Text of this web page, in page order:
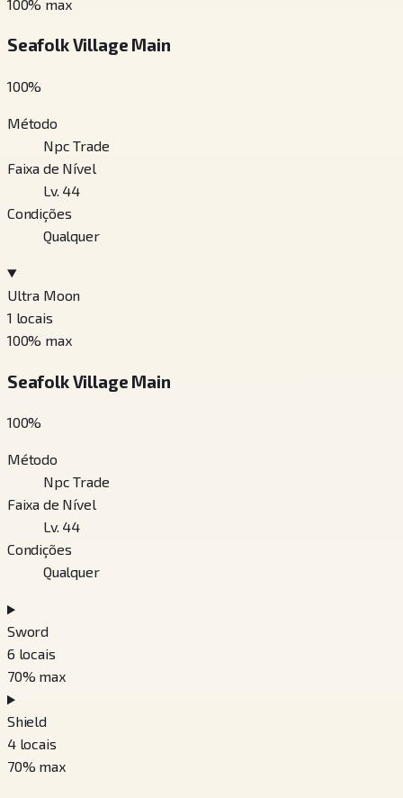
100% max
Seafolk Village Main
100%
Método
Npc Trade
Faixa de Nível
Lv. 44
Condições
Qualquer
Ultra Moon
1 locais
100% max
Seafolk Village Main
100%
Método
Npc Trade
Faixa de Nível
Lv. 44
Condições
Qualquer
Sword
6 locais
70% max
Shield
4 locais
70% max